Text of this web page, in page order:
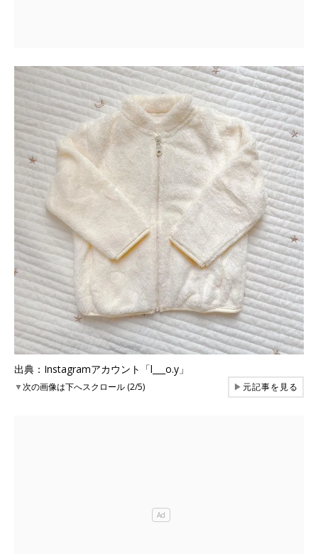
出典：Instagramアカウント「l___o.y」
▼次の画像は下へスクロール (2/5) ▶元記事を見る